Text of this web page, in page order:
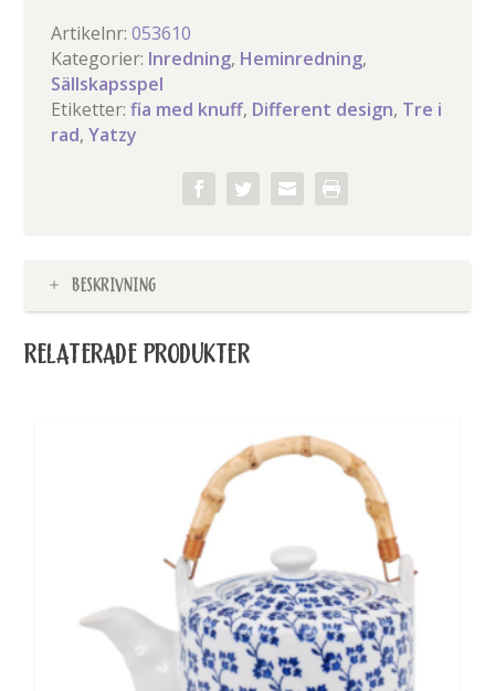
papplåda
mängd
Artikelnr:053610
Kategorier: Inredning, Heminredning,
Sällskapsspel
Etiketter:fia med knuff, Different design, Tre i
rad,Yatzy
BESKRIVNING
RELATERADE PRODUKTER